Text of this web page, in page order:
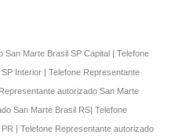
Marte Brasil SP Capital | Telefone
Interior | Telefone Representante
autorizado San Marte
San Marte Brasil RS| Telefone
| Telefone Representante autorizado